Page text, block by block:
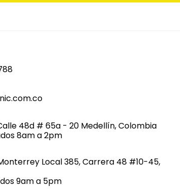
48d # 65a - 20 Medellín, Colombia
8am a 2pm
Local 385, Carrera 48 #10-45,
9am a 5pm